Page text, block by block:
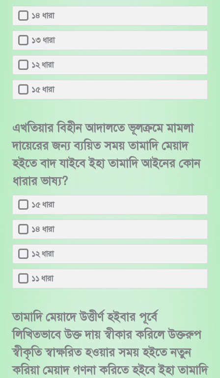
১৪ ধারা
১৩ ধারা
১২ ধারা
১৫ ধারা
এখতিয়ার বিহীন আদালতে ভূলক্রমে মামলা
দায়েরের জন্য ব্যয়িত সময় তামাদি মেয়াদ
হইতে বাদ যাইবে ইহা তামাদি আইনের কোন
ধারার ভাষ্য?
১৫ ধারা
১৪ ধারা
১২ ধারা
১১ ধারা
তামাদি মেয়াদে উত্তীর্ণ হইবার পূর্বে
লিখিতভাবে উক্ত দায় স্বীকার করিলে উক্তরুপ
স্বীকৃতি স্বাক্ষরিত হওয়ার সময় হইতে নতুন
করিয়া মেয়াদ গণনা করিতে হইবে ইহা তামাদি